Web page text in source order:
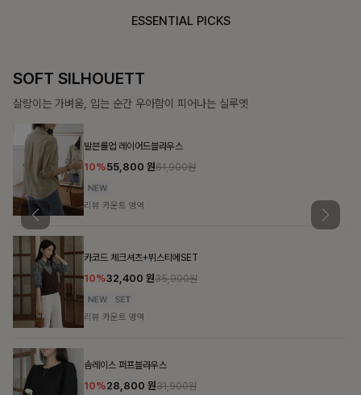
ESSENTIAL PICKS
COZY ESSENTIAL
매일의 일상을 부드럽게 감싸줄 니트 컬렉션
칠스트라이프 카라7부니트
10%31,900 원35,400원
리뷰 카운트 영역
26,900
셀드펜던트 7부니트
10%25,800 원28,600원